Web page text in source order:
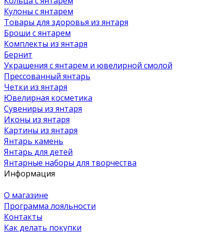
Кулоны с янтарем
Товары для здоровья из янтаря
Броши с янтарем
Комплекты из янтаря
Бернит
Украшения с янтарем и ювелирной смолой
Прессованный янтарь
Четки из янтаря
Ювелирная косметика
Сувениры из янтаря
Иконы из янтаря
Картины из янтаря
Янтарь камень
Янтарь для детей
Янтарные наборы для творчества
Информация
О магазине
Программа лояльности
Контакты
Как делать покупки